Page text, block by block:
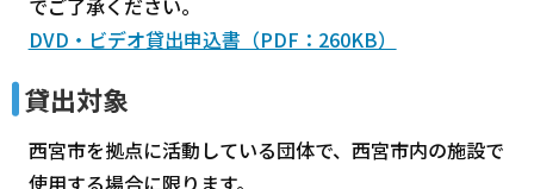
DVD・ビデオ貸出申込書（PDF：260KB）
貸出対象
西宮市を拠点に活動している団体で、西宮市内の施設で
使用する場合に限ります。